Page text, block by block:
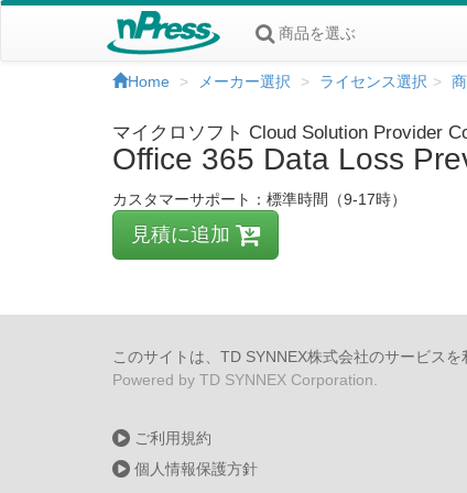
商品を選ぶ
Home メーカー選択 ライセンス選択
マイクロソフト Cloud Solution Provider
Office 365 Data Loss
カスタマーサポート：標準時間（9-17時）
見積に追加
このサイトは、TD SYNNEX株式会社のサービスを
Powered by TD SYNNEX Corporation.
ご利用規約
個人情報保護方針